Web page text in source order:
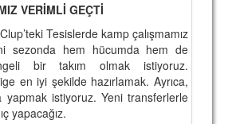
VERİMLİ GEÇTİ
Tesislerde kamp çalışmamız
sezonda hem hücumda hem de
bir takım olmak istiyoruz.
lige en iyi şekilde hazırlamak. Ayrıca,
istiyoruz. Yeni transferlerle
yapacağız.